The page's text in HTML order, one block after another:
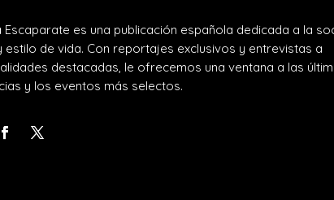
Escaparate es una publicación española dedicada a la
estilo de vida. Con reportajes exclusivos y entrevistas a
destacadas, le ofrecemos una ventana a las
y los eventos más selectos.